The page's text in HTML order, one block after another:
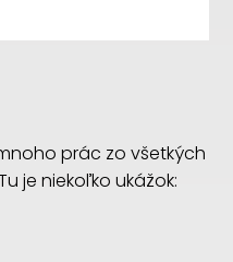
prác zo všetkých
je niekoľko ukážok: